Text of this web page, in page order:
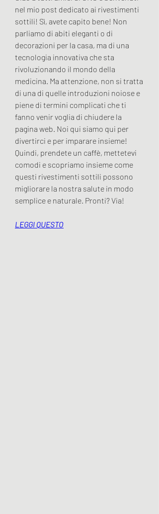
nel mio post dedicato ai rivestimenti
sottili! Sì, avete capito bene! Non
parliamo di abiti eleganti o di
decorazioni per la casa, ma di una
tecnologia innovativa che sta
rivoluzionando il mondo della
medicina. Ma attenzione, non si tratta
di una di quelle introduzioni noiose e
piene di termini complicati che ti
fanno venir voglia di chiudere la
pagina web. Noi qui siamo qui per
divertirci e per imparare insieme!
Quindi, prendete un caffè, mettetevi
comodi e scopriamo insieme come
questi rivestimenti sottili possono
migliorare la nostra salute in modo
semplice e naturale. Pronti? Via!
LEGGI QUESTO